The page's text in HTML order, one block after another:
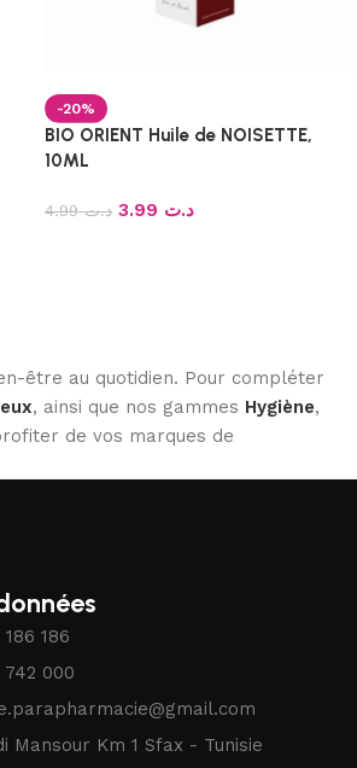
-20%
BIO ORIENT Huile de NOISETTE,
10ML
د.ت4.99 د.ت
être au quotidien. Pour compléter
, ainsi que nos gammes Hygiène,
de vos marques de
186 186
742 000
Mansour Km 1 Sfax - Tunisie